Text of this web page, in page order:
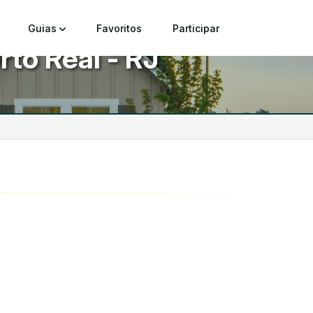
Guias Favoritos Participar
Real - RJ